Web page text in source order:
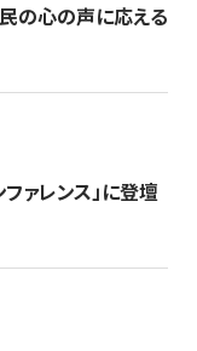
の心の声に応える
ァレンス」に登壇